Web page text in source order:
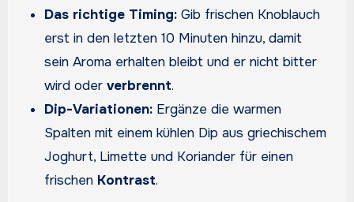
Das richtige Timing: Gib frischen Knoblauch
erst in den letzten 10 Minuten hinzu, damit
sein Aroma erhalten bleibt und er nicht bitter
wird oderverbrennt.
Dip-Variationen: Ergänze die warmen
Spalten mit einem kühlen Dip aus griechischem
Joghurt, Limette und Koriander für einen
frischen Kontrast.